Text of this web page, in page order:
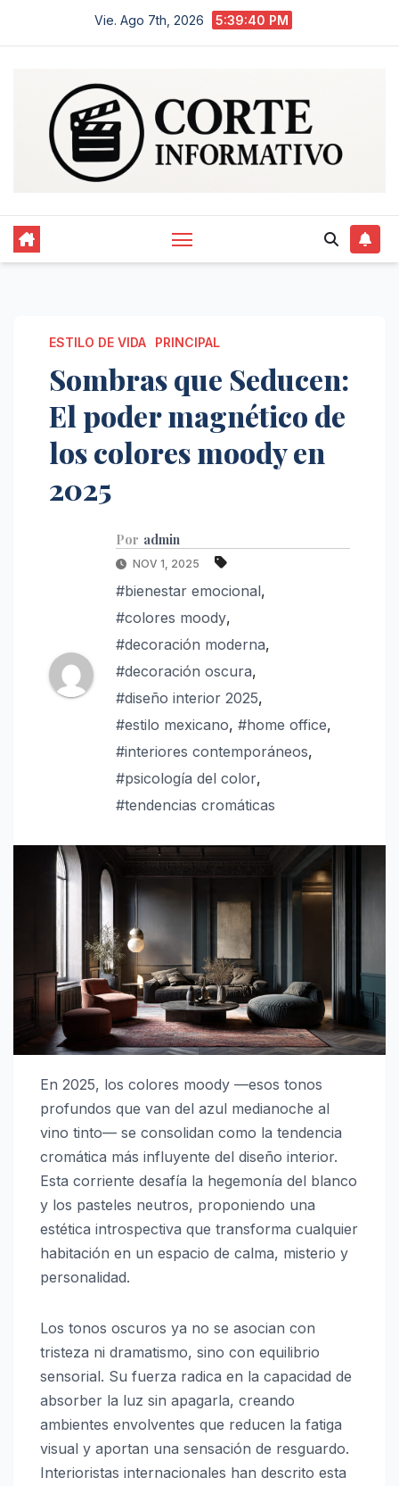
Vie. Ago 7th, 2026 5:39:41 PM
ESTILO DE VIDA PRINCIPAL
Sombras que Seducen:
El poder magnético de
los colores moody en
2025
Por admin
NOV 1, 2025
#bienestar emocional,
#colores moody,
#decoración moderna,
#decoración oscura,
#diseño interior 2025,
#estilo mexicano, #home office,
#interiores contemporáneos,
#psicología del color,
#tendencias cromáticas
En 2025, los colores moody —esos tonos
profundos que van del azul medianoche al
vino tinto— se consolidan como la tendencia
cromática más influyente del diseño interior.
Esta corriente desafía la hegemonía del blanco
y los pasteles neutros, proponiendo una
estética introspectiva que transforma cualquier
habitación en un espacio de calma, misterio y
personalidad.
Los tonos oscuros ya no se asocian con
tristeza ni dramatismo, sino con equilibrio
sensorial. Su fuerza radica en la capacidad de
absorber la luz sin apagarla, creando
ambientes envolventes que reducen la fatiga
visual y aportan una sensación de resguardo.
Interioristas internacionales han descrito esta